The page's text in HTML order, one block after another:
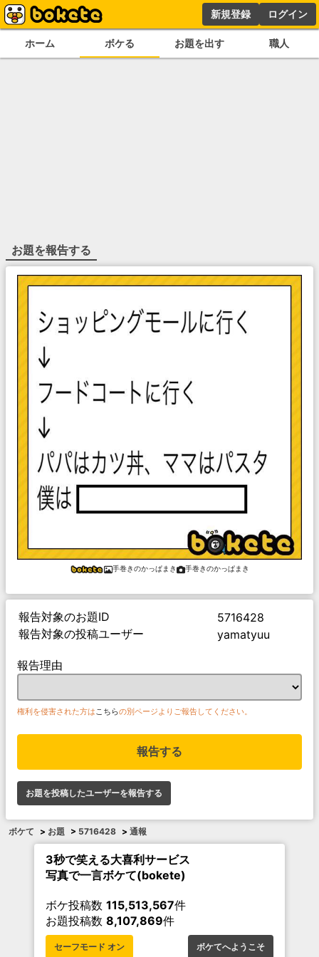
新規登録 ログイン
ホーム ボケる お題を出す 職人
お題を報告する
手巻きのかっぱまき 手巻きのかっぱまき
報告対象のお題ID
5716428
報告対象の投稿ユーザー
yamatyuu
報告理由
権利を侵害された方はこちらの別ページよりご報告してください。
報告する
お題を投稿したユーザーを報告する
ボケて > お題 > 5716428 > 通報
3秒で笑える大喜利サービス
写真で一言ボケて(bokete)
ボケ投稿数 115,513,567件
お題投稿数 8,107,869件
セーフモード オン ボケてへようこそ